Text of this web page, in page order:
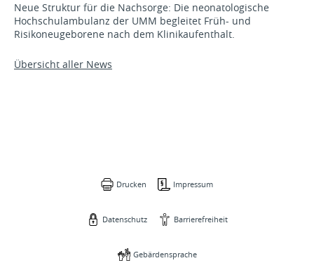
Neue Struktur für die Nachsorge: Die neonatologische
Hochschulambulanz der UMM begleitet Früh- und
Risikoneugeborene nach dem Klinikaufenthalt.
Übersicht aller News
Drucken Impressum
Datenschutz Barrierefreiheit
Gebärdensprache